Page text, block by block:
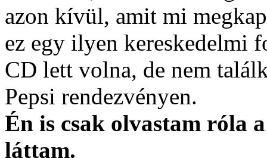
azon kívül, amit mi
ez egy ilyen kereskedelmi
CD lett volna, de nem
Pepsi rendezvényen.
Én is csak olvastam róla
láttam.